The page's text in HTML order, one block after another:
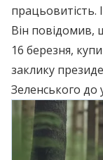
працьовитість.
Він повідомив,
16 березня,
заклику
Зеленського до